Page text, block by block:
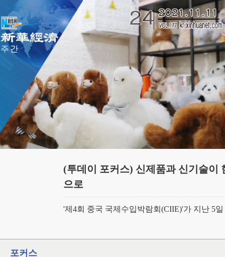
(투데이 포커스) 신제품과 신기술
으로
'제4회 중국 국제수입박람회(CIIE)'가 지난 5
포커스